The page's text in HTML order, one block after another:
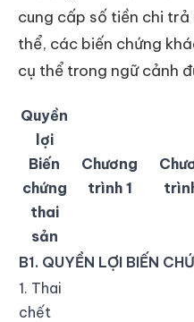
cung cấp số tiền chi
thể, các biến chứng
cụ thể trong ngữ cảnh
Quyền
lợi
Biến
chứng
thai
sản
Chương
trình 1
B1. QUYỀN LỢI BIẾN
1. Thai
chết